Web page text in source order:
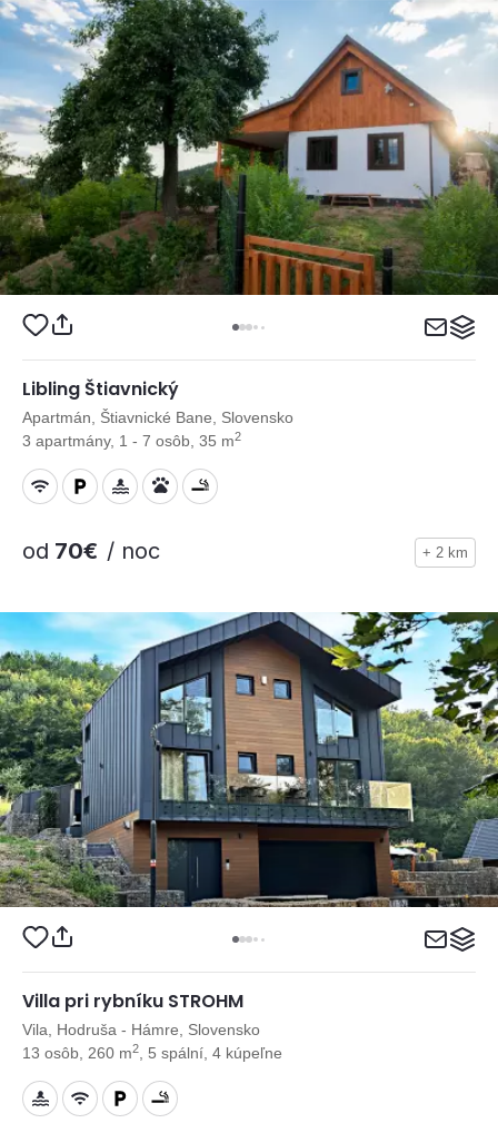
Libling Štiavnický
Apartmán, Štiavnické Bane, Slovensko
3 apartmány, 1 - 7 osôb, 35 m2
od 70€ / noc + 2 km
Villa pri rybníku STROHM
Vila, Hodruša - Hámre, Slovensko
13 osôb, 260 m2 , 5 spální, 4 kúpeľne